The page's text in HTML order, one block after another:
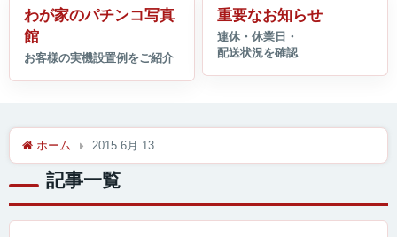
わが家のパチンコ写真
館
重要なお知らせ
ホーム 2015 6月 13
記事一覧